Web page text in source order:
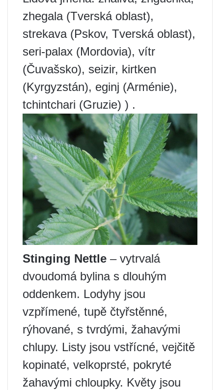
zhegala (Tverská oblast),
strekava (Pskov, Tverská oblast),
seri-palax (Mordovia), vítr
(Čuvašsko), seizir, kirtken
(Kyrgyzstán), eginj (Arménie),
tchintchari (Gruzie) ) .
Stinging Nettle – vytrvalá
dvoudomá bylina s dlouhým
oddenkem. Lodyhy jsou
vzpřímené, tupě čtyřstěnné,
rýhované, s tvrdými, žahavými
chlupy. Listy jsou vstřícné, vejčitě
kopinaté, velkoprsté, pokryté
žahavými chloupky. Květy jsou